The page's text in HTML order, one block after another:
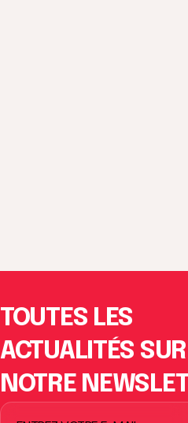
TOUTES LES
ACTUALITÉS SUR
NOTRE